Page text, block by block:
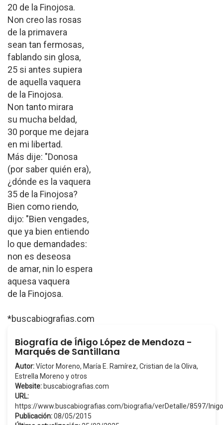
20 de la Finojosa.
Non creo las rosas
de la primavera
sean tan fermosas,
fablando sin glosa,
25 si antes supiera
de aquella vaquera
de la Finojosa.
Non tanto mirara
su mucha beldad,
30 porque me dejara
en mi libertad.
Más dije: "Donosa
(por saber quién era),
¿dónde es la vaquera
35 de la Finojosa?
Bien como riendo,
dijo: "Bien vengades,
que ya bien entiendo
lo que demandades:
non es deseosa
de amar, nin lo espera
aquesa vaquera
de la Finojosa.
*buscabiografias.com
Biografía de Íñigo López de Mendoza -
Marqués de Santillana
Autor:Víctor Moreno, María E. Ramírez, Cristian de la Oliva,
Estrella Moreno y otros
Website:buscabiografias.com
URL:
https://www.buscabiografias.com/biografia/verDetalle/8597/
Publicación:08/05/2015